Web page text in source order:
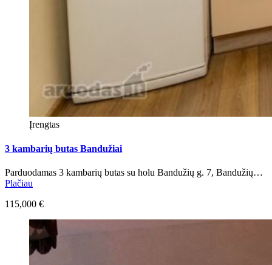
Įrengtas
3 kambarių butas Bandužiai
Parduodamas 3 kambarių butas su holu Bandužių g. 7, Bandužių…
Plačiau
115,000 €